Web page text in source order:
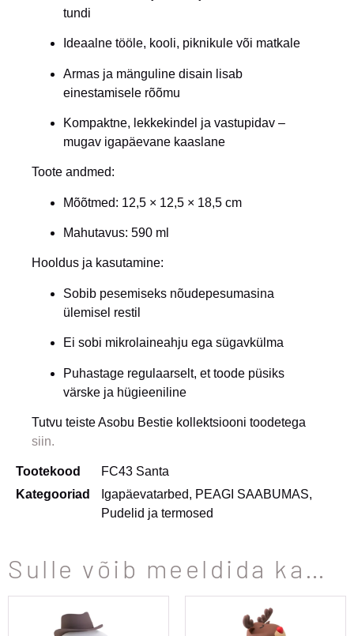
tundi
Ideaalne tööle, kooli, piknikule või matkale
Armas ja mänguline disain lisab
einestamisele rõõmu
Kompaktne, lekkekindel ja vastupidav –
mugav igapäevane kaaslane
Toote andmed:
Mõõtmed: 12,5 × 12,5 × 18,5 cm
Mahutavus: 590 ml
Hooldus ja kasutamine:
Sobib pesemiseks nõudepesumasina
ülemisel restil
Ei sobi mikrolaineahju ega sügavkülma
Puhastage regulaarselt, et toode püsiks
värske ja hügieeniline
Tutvu teiste Asobu Bestie kollektsiooni toodetega
siin.
Tootekood
FC43 Santa
Kategooriad
Igapäevatarbed, PEAGI SAABUMAS,
Pudelid ja termosed
Sulle võib meeldida ka…